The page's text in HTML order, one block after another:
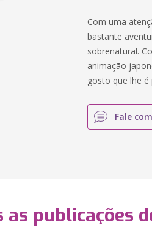
Com uma
bastante
sobrenatural.
animação
gosto que lhe é
Fale
as publicações